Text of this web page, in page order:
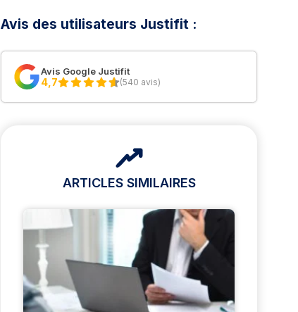
Avis des utilisateurs Justifit :
Avis Google Justifit
4,7 (540 avis)
ARTICLES SIMILAIRES